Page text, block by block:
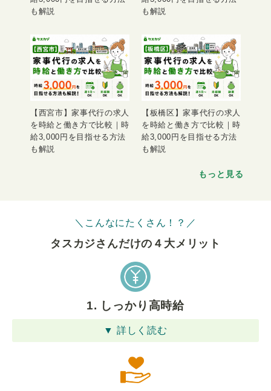
も解説
も解説
【西宮市】家事代行の求人
を時給と働き方で比較｜時
給3,000円を目指せる方法
も解説
【板橋区】家事代行の求人
を時給と働き方で比較｜時
給3,000円を目指せる方法
も解説
もっと見る
＼こんなにたくさん！？／
タスカジさんだけの４⼤メリット
1. しっかり高時給
▼ 詳しく読む